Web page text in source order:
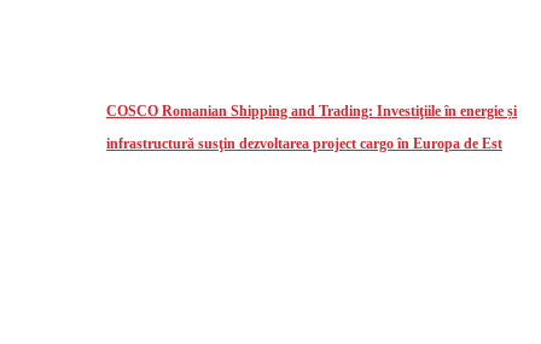
COSCO Romanian Shipping and Trading: Investiţiile în energie și
infrastructură susţin dezvoltarea project cargo în Europa de Est